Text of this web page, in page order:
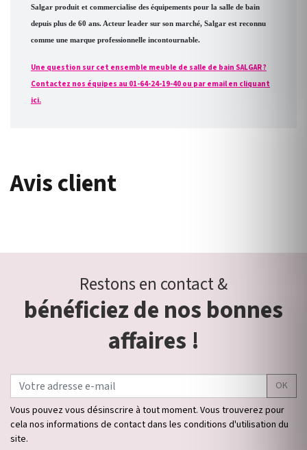
Salgar produit et commercialise des équipements pour la salle de bain
depuis plus de 60 ans. Acteur leader sur son marché, Salgar est reconnu
comme une marque professionnelle incontournable.
Une question sur cet ensemble meuble de salle de bain SALGAR ?
Contactez nos équipes au 01-64-24-19-40 ou par email en cliquant
ici.
Avis client
Restons en contact &
bénéficiez de nos bonnes
affaires !
OK
Vous pouvez vous désinscrire à tout moment. Vous trouverez pour
cela nos informations de contact dans les conditions d'utilisation du
site.